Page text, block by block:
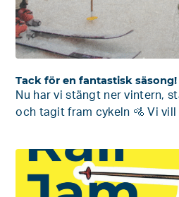
Tack för en fantastisk säsong!
Nu har vi stängt ner vintern,
och tagit fram cykeln 🚵 Vi